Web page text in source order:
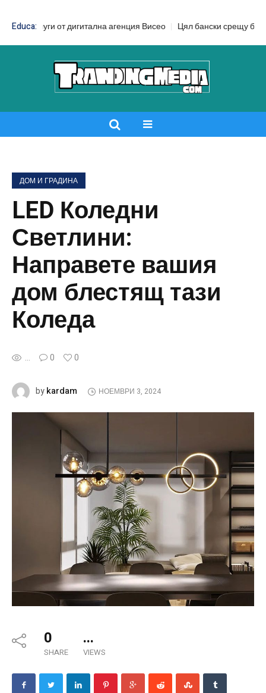
Educa:
от дигитална агенция Висео Цял бански срещу бански от две
ДОМ И ГРАДИНА
LED Коледни
Светлини:
Направете вашия
дом блестящ тази
Коледа
... 0 0
bykardam НОЕМВРИ 3, 2024
0
SHARE
...
VIEWS